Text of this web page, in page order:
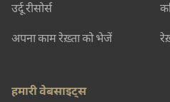
उर्दू रीसोर्स
अपना काम रेख़्ता को भेजें
हमारी वेबसाइट्स